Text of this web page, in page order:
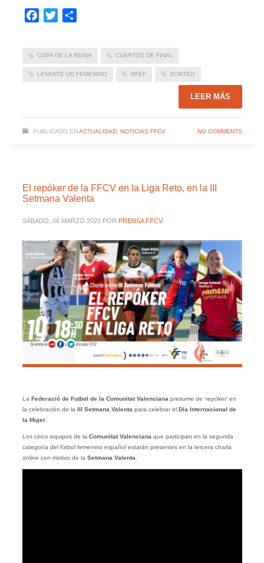
Facebook
Twitter
COPA DE LA REINA CUARTOS DE FINAL
LEVANTE UD FEMENINO RFEF SORTEO
LEER MÁS
PUBLICADO EN ACTUALIDAD, NOTICIAS FFCV NO COMMENTS
El repóker de la FFCV en la Liga Reto, en la III
Setmana Valenta
SÁBADO, 06 MARZO 2021 POR PRENSA FFCV
La Federació de Futbol de la Comunitat Valenciana presume de ‘repóker’ en
la celebración de la III Setmana Valenta para celebrar el Día Internacional de
la Mujer.
Los cinco equipos de la Comunitat Valenciana que participan en la segunda
categoría del fútbol femenino español estarán presentes en la tercera charla
online con motivo de la Setmana Valenta